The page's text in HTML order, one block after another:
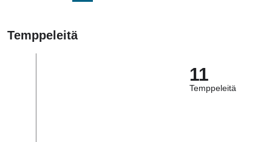
Temppeleitä
11
Temppeleitä